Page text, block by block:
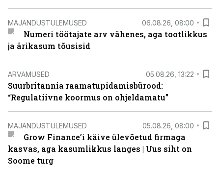
MAJANDUSTULEMUSED 06.08.26, 08:00
Numeri töötajate arv vähenes, aga tootlikkus
ja ärikasum tõusisid
ARVAMUSED 05.08.26, 13:22
Suurbritannia raamatupidamisbürood:
“Regulatiivne koormus on ohjeldamatu”
MAJANDUSTULEMUSED 05.08.26, 08:00
Grow Finance’i käive ülevõetud firmaga
kasvas, aga kasumlikkus langes | Uus siht on
Soome turg